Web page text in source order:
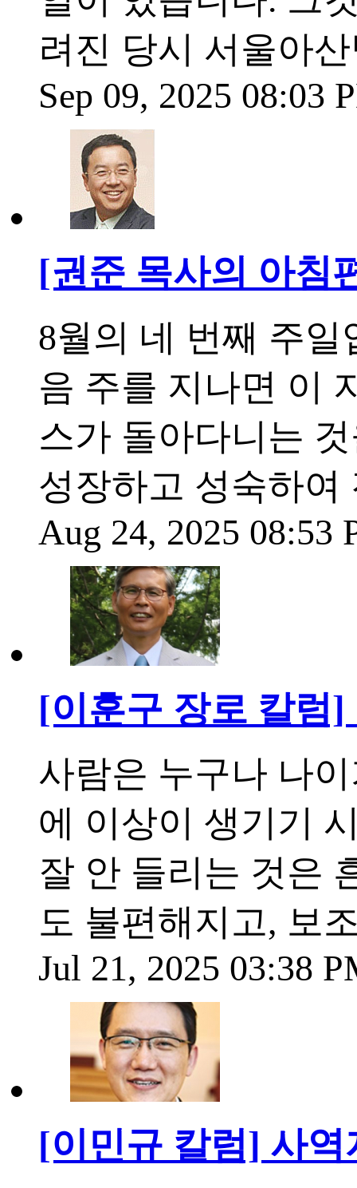
려진 당시 서울아
Sep 09, 2025 08:03
[권준 목사의 아침
8월의 네 번째 주
음 주를 지나면 이
스가 돌아다니는
성장하고 성숙하
Aug 24, 2025 08:53
[이훈구 장로 칼럼
사람은 누구나 나
에 이상이 생기기
잘 안 들리는 것은
도 불편해지고, 보
Jul 21, 2025 03:38
[이민규 칼럼] 사역